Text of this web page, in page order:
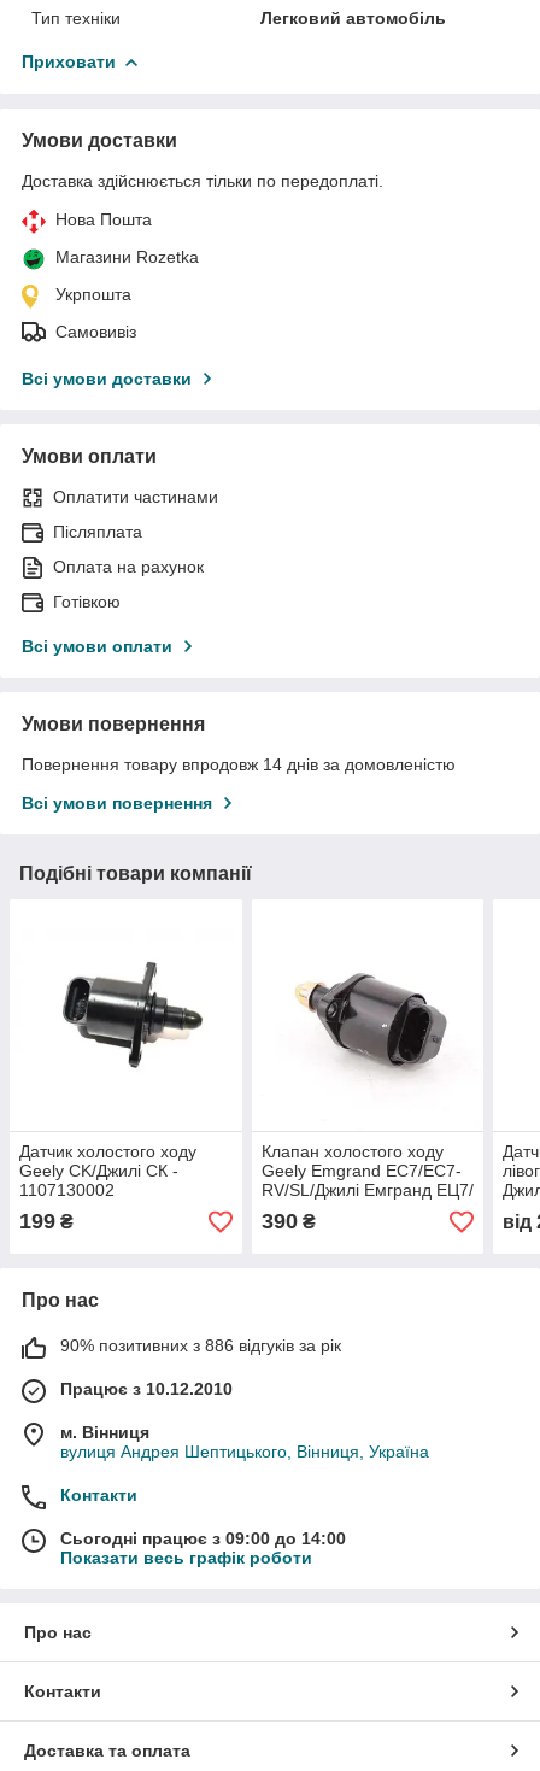
Тип техніки
Легковий автомобіль
Приховати
Умови доставки
Доставка здійснюється тільки по передоплаті.
Нова Пошта
Магазини Rozetka
Укрпошта
Самовивіз
Всі умови доставки
Умови оплати
Оплатити частинами
Післяплата
Оплата на рахунок
Готівкою
Всі умови оплати
Умови повернення
Повернення товару впродовж 14 днів за домовленістю
Всі умови повернення
Подібні товари компанії
Датчик холостого ходу
Geely CK/Джилі СК -
1107130002
199 ₴
Клапан холостого ходу
Geely Emgrand EC7/EC7-
RV/SL/Джилі Емгранд ЕЦ7/
ЕЦ7-РВ/СЛ - 1136000240
390₴ від
Про нас
90% позитивних з 886 відгуків за рік
Працює з 10.12.2010
м. Вінниця
вулиця Андрея Шептицького, Вінниця, Україна
Контакти
Сьогодні працює з 09:00 до 14:00
Показати весь графік роботи
Про нас
Контакти
Доставка та оплата